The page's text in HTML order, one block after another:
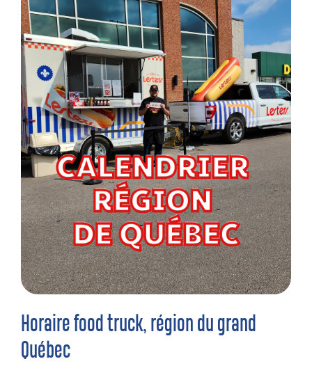
Horaire food truck, région du grand
Québec